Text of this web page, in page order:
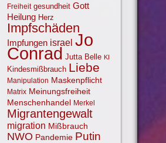
Freiheit gesundheit Gott
Heilung Herz
Impfschäden
Impfungen israel Jo
Conrad Jutta Belle KI
Kindesmißbrauch Liebe
Manipulation Maskenpflicht
Matrix Meinungsfreiheit
Menschenhandel Merkel
Migrantengewalt
migration Mißbrauch
NWO Pandemie Putin